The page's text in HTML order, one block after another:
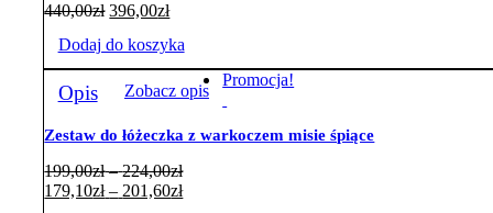
440,00zł 396,00zł
Dodaj do koszyka
Opis Zobacz opis
Promocja!
Zestaw do łóżeczka z warkoczem misie śpiące
199,00zł – 224,00złZakres
cen:
179,10zł – 201,60złZakres